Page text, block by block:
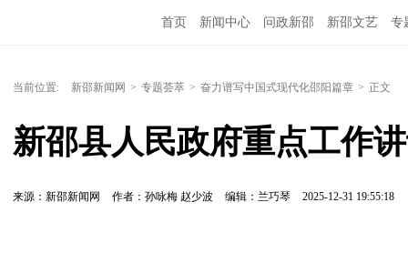
首页 新闻中心 问政新邵 新邵文艺 专
当前位置: 新邵新闻网 > 专题荟萃 > 奋力谱写中国式现代化邵阳篇章 > 正文
新邵县人民政府重点工作
来源：新邵新闻网 作者：孙咏梅 赵少波 编辑：兰巧琴 2025-12-31 19:55:18